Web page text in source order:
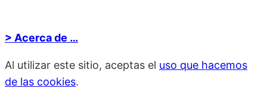
> Acerca de …
Al utilizar este sitio, aceptas el uso que hacemos
de las cookies.